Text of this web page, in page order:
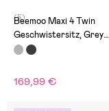
(5)
Beemoo Maxi 4 Twin
Geschwistersitz, Grey
Melange/Black
169,99 €